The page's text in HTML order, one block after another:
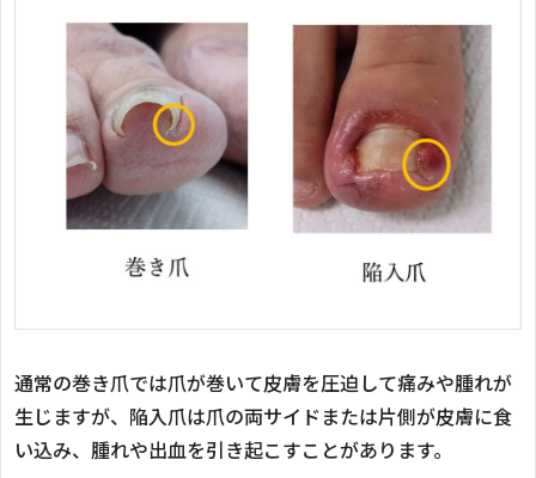
通常の巻き爪では爪が巻いて皮膚を圧迫して痛みや腫れが
生じますが、陥入爪は爪の両サイドまたは片側が皮膚に食
い込み、腫れや出血を引き起こすことがあります。